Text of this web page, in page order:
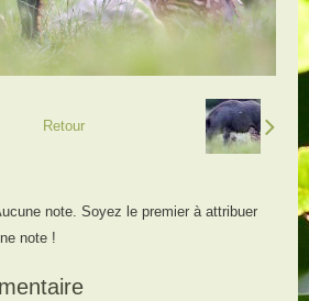
Retour
note. Soyez le premier à attribuer
note !